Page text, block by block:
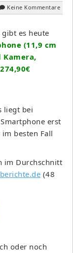
Keine Kommentare
gibt es heute
(11,9 cm
Kamera,
liegt bei
erst
besten Fall
im Durchschnitt
(48
oder noch